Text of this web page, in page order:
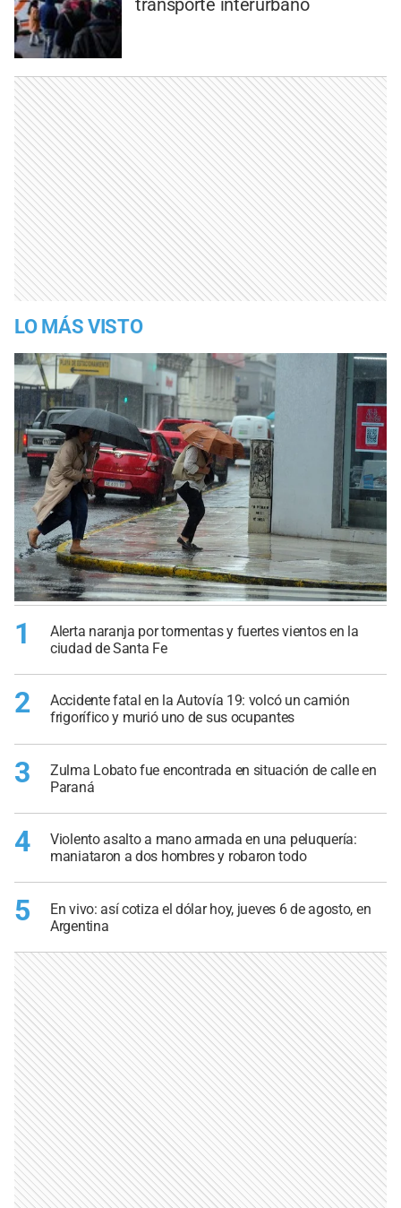
LO MÁS VISTO
1
Alerta naranja por tormentas y fuertes vientos en la
ciudad de Santa Fe
2
Accidente fatal en la Autovía 19: volcó un camión
frigorífico y murió uno de sus ocupantes
3
Zulma Lobato fue encontrada en situación de calle en
Paraná
4
Violento asalto a mano armada en una peluquería:
maniataron a dos hombres y robaron todo
5
En vivo: así cotiza el dólar hoy, jueves 6 de agosto, en
Argentina